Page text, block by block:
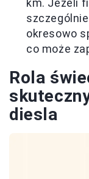
km. Jeżeli
okresowo
co może
Rola
diesla